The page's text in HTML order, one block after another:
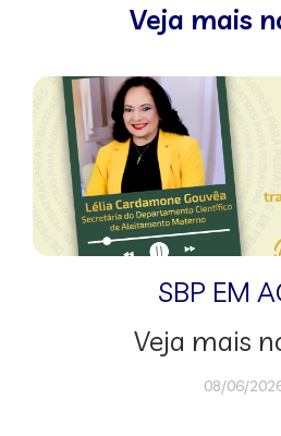
Veja mais
SBP EM
Veja mais
08/06/